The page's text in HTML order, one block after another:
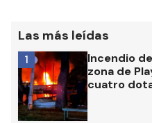
Las más leídas
Incendio
zona de
cuatro
1